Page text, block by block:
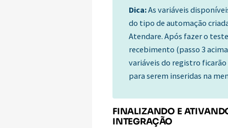
Dica:As variáveis
do tipo de automação
Atendare. Após fazer o
recebimento (passo 3
variáveis do registro
para serem inseridas na
FINALIZANDO E
INTEGRAÇÃO